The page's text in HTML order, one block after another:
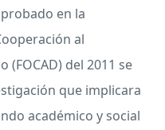
en la
al
(FOCAD) del 2011 se
que implicara
académico y social